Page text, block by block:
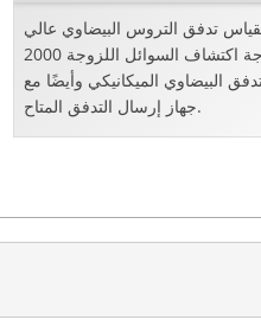
تدفق التروس البيضاوي عالي
اللزوجة اكتشاف السوائل اللزوجة 2000 cp.
البيضاوي الميكانيكي وأيضًا مع
جهاز إرسال التدفق المتاح.